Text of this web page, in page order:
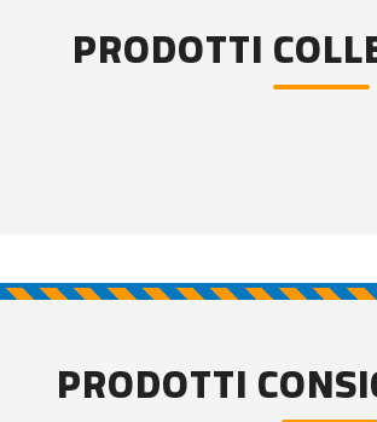
PRODOTTI
PRODOTTI